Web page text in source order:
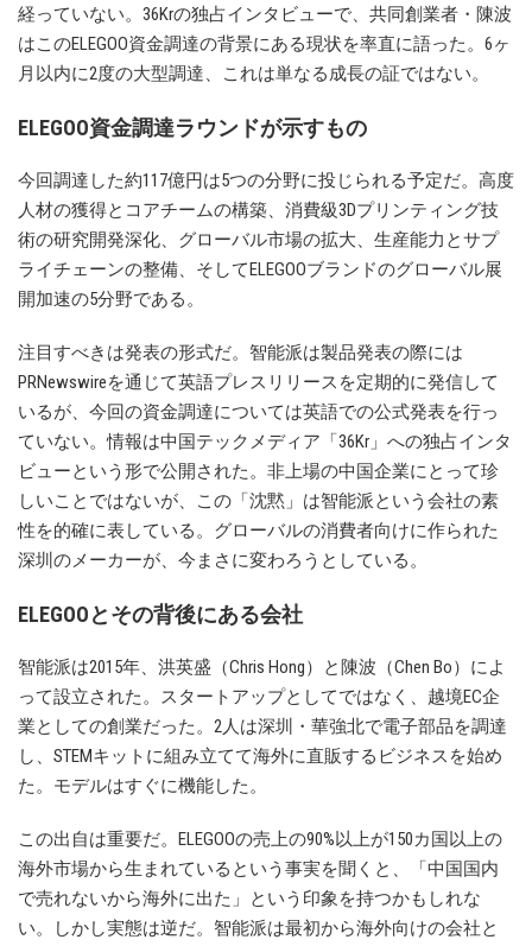
経っていない。36Krの独占インタビューで、共同創業者・陳波
はこのELEGOO資金調達の背景にある現状を率直に語った。6ヶ
月以内に2度の大型調達、これは単なる成長の証ではない。
ELEGOO資金調達ラウンドが示すもの
今回調達した約117億円は5つの分野に投じられる予定だ。高度
人材の獲得とコアチームの構築、消費級3Dプリンティング技
術の研究開発深化、グローバル市場の拡大、生産能力とサプ
ライチェーンの整備、そしてELEGOOブランドのグローバル展
開加速の5分野である。
注目すべきは発表の形式だ。智能派は製品発表の際には
PRNewswireを通じて英語プレスリリースを定期的に発信して
いるが、今回の資金調達については英語での公式発表を行っ
ていない。情報は中国テックメディア「36Kr」への独占インタ
ビューという形で公開された。非上場の中国企業にとって珍
しいことではないが、この「沈黙」は智能派という会社の素
性を的確に表している。グローバルの消費者向けに作られた
深圳のメーカーが、今まさに変わろうとしている。
ELEGOOとその背後にある会社
智能派は2015年、洪英盛（Chris Hong）と陳波（Chen Bo）によ
って設立された。スタートアップとしてではなく、越境EC企
業としての創業だった。2人は深圳・華強北で電子部品を調達
し、STEMキットに組み立てて海外に直販するビジネスを始め
た。モデルはすぐに機能した。
この出自は重要だ。ELEGOOの売上の90%以上が150カ国以上の
海外市場から生まれているという事実を聞くと、「中国国内
で売れないから海外に出た」という印象を持つかもしれな
い。しかし実態は逆だ。智能派は最初から海外向けの会社と